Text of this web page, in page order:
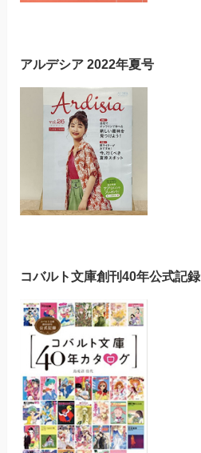
アルデシア 2022年夏号
コバルト文庫創刊40年公式記録